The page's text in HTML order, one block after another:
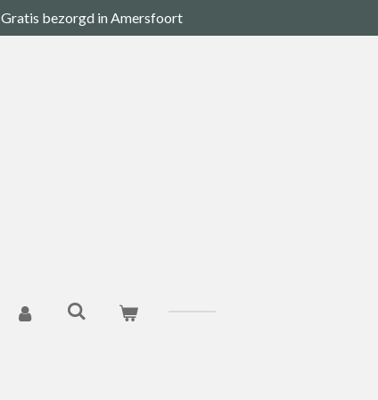
Gratis bezorgd in Amersfoort